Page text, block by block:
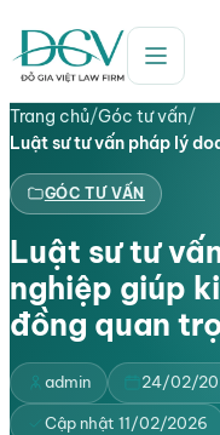
Trang chủ/Góc tư vấn/
Luật sư tư vấn pháp lý
GÓC TƯ VẤN
Luật sư tư
nghiệp giúp
đồng quan
admin 24/02/
Cập nhật 11/02/2026